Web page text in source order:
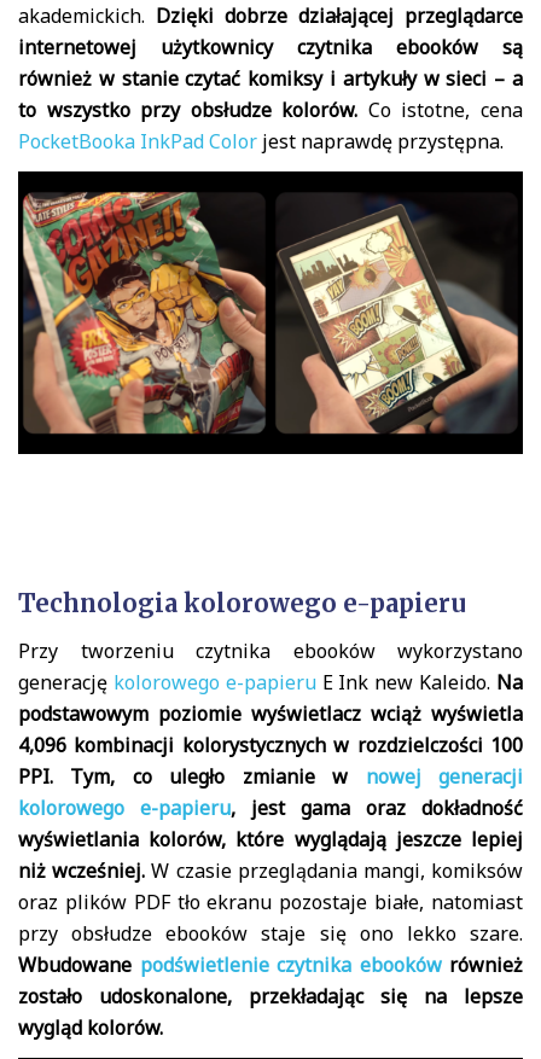
akademickich. Dzięki dobrze działającej przeglądarce
internetowej użytkownicy czytnika ebooków są
również w stanie czytać komiksy i artykuły w sieci – a
to wszystko przy obsłudze kolorów. Co istotne, cena
PocketBooka InkPad Color jest naprawdę przystępna.
Technologia kolorowego e-papieru
Przy tworzeniu czytnika ebooków wykorzystano
generację kolorowego e-papieruE Ink new Kaleido. Na
podstawowym poziomie wyświetlacz wciąż wyświetla
4,096 kombinacji kolorystycznych w rozdzielczości 100
PPI. Tym, co uległo zmianie w nowej generacji
kolorowego e-papieru, jest gama oraz dokładność
wyświetlania kolorów, które wyglądają jeszcze lepiej
niż wcześniej. W czasie przeglądania mangi, komiksów
oraz plików PDF tło ekranu pozostaje białe, natomiast
przy obsłudze ebooków staje się ono lekko szare.
Wbudowane podświetlenie czytnika ebookówrównież
zostało udoskonalone, przekładając się na lepsze
wygląd kolorów.